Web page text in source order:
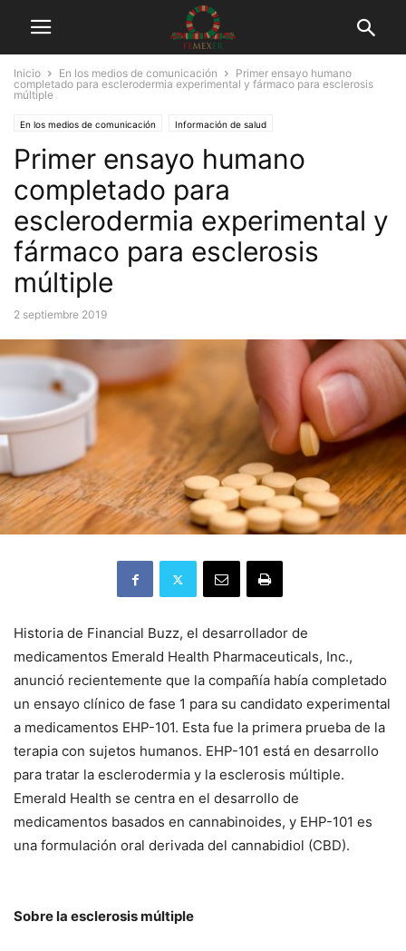
Inicio En los medios de comunicación
Primer ensayo humano
completado para esclerodermia experimental y fármaco para esclerosis
múltiple
En los medios de comunicación Información de salud
Primer ensayo humano
completado para
esclerodermia experimental y
fármaco para esclerosis
múltiple
2 septiembre 2019
Historia de Financial Buzz, el desarrollador de
medicamentos Emerald Health Pharmaceuticals, Inc.,
anunció recientemente que la compañía había completado
un ensayo clínico de fase 1 para su candidato experimental
a medicamentos EHP-101. Esta fue la primera prueba de la
terapia con sujetos humanos. EHP-101 está en desarrollo
para tratar la esclerodermia y la esclerosis múltiple.
Emerald Health se centra en el desarrollo de
medicamentos basados ​​en cannabinoides, y EHP-101 es
una formulación oral derivada del cannabidiol (CBD).
Sobre la esclerosis múltiple